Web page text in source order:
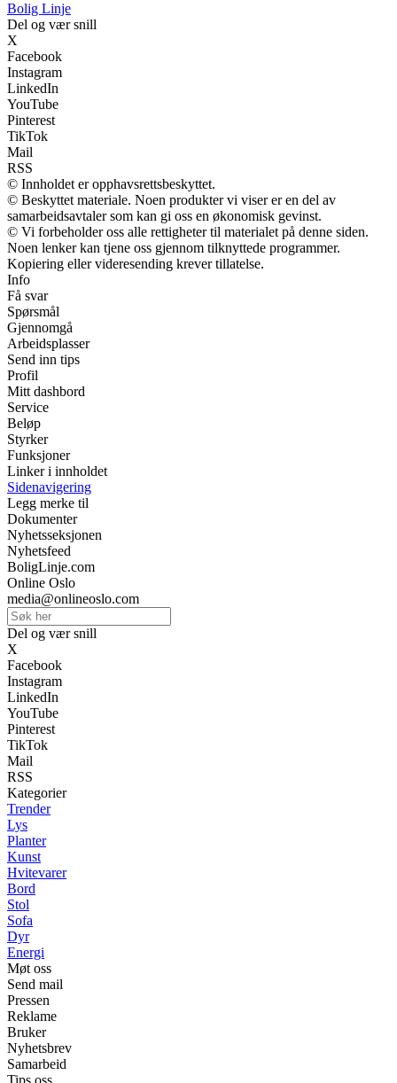
Bolig Linje
Del og vær snill
X
Facebook
Instagram
LinkedIn
YouTube
Pinterest
TikTok
Mail
RSS
© Innholdet er opphavsrettsbeskyttet.
© Beskyttet materiale. Noen produkter vi viser er en del av
samarbeidsavtaler som kan gi oss en økonomisk gevinst.
© Vi forbeholder oss alle rettigheter til materialet på denne siden.
Noen lenker kan tjene oss gjennom tilknyttede programmer.
Kopiering eller videresending krever tillatelse.
Info
Få svar
Spørsmål
Gjennomgå
Arbeidsplasser
Send inn tips
Profil
Mitt dashbord
Service
Beløp
Styrker
Funksjoner
Linker i innholdet
Sidenavigering
Legg merke til
Dokumenter
Nyhetsseksjonen
Nyhetsfeed
BoligLinje.com
Online Oslo
media@onlineoslo.com
Del og vær snill
X
Facebook
Instagram
LinkedIn
YouTube
Pinterest
TikTok
Mail
RSS
Kategorier
Trender
Lys
Planter
Kunst
Hvitevarer
Bord
Stol
Sofa
Dyr
Energi
Møt oss
Send mail
Pressen
Reklame
Bruker
Nyhetsbrev
Samarbeid